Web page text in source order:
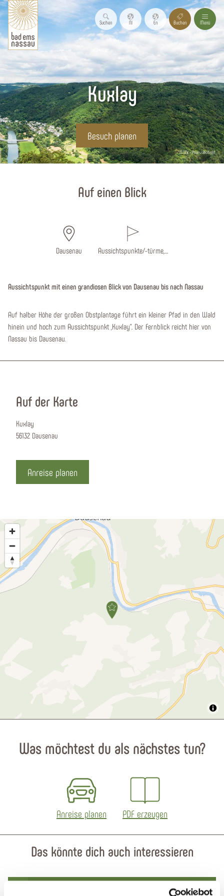
Suchen Nl En Buchen Menü
© LTV - Paaru Blofield
Kuxlay
Besuch planen
Auf einen Blick
Dausenau Aussichtspunkte/-türme,…
Aussichtspunkt mit einen grandiosen Blick von Dausenau bis nach Nassau
Auf halber Höhe der großen Obstplantage führt ein kleiner Pfad in den Wald
hinein und hoch zum Aussichtspunkt „Kuxlay“. Der Fernblick reicht hier von
Nassau bis Dausenau.
Auf der Karte
Kuxlay
56132 Dausenau
Anreise planen
Was möchtest du als nächstes tun?
Anreise planen PDF erzeugen
Das könnte dich auch interessieren